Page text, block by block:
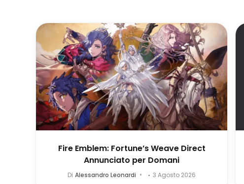
Fire Emblem: Fortune’s Weave Direct
Annunciato per Domani
Di Alessandro Leonardi 3 Agosto 2026